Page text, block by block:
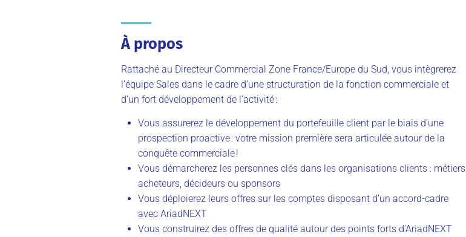
À propos
Rattaché au Directeur Commercial Zone France/Europe du Sud, vous intègrerez
l’équipe Sales dans le cadre d’une structuration de la fonction commerciale et
d’un fort développement de l’activité :
Vous assurerez le développement du portefeuille client par le biais d’une
prospection proactive : votre mission première sera articulée autour de la
conquête commerciale !
Vous démarcherez les personnes clés dans les organisations clients : métiers,
acheteurs, décideurs ou sponsors
Vous déploierez leurs offres sur les comptes disposant d’un accord-cadre
avec AriadNEXT
Vous construirez des offres de qualité autour des points forts d’AriadNEXT